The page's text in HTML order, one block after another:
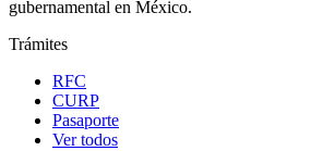
gubernamental en México.
Trámites
RFC
CURP
Pasaporte
Ver todos